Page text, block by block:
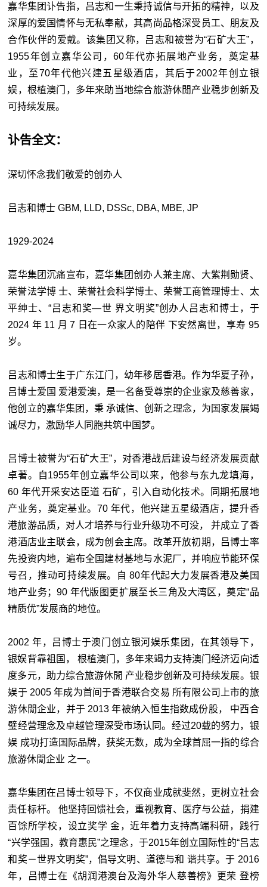
嘉华集团讣告指，吕志和一生秉持诚信与开拓的精神，以及
深厚的爱国情怀与无私奉献，其高尚品格深受员工、朋友及
合作伙伴的爱戴。该集团又称，吕志和被誉为“石矿大王”，
1955年创立嘉华公司，60年代亦拓展地产业务，奠定基
业，至70年代他兴建五星级酒店，其后于2002年创立银
娱，根植澳门，多年来助当地综合旅游休閒产业稳步创新及
可持续发展。
讣告全文：
深切怀念我们敬爱的创办人
吕志和博士 GBM, LLD, DSSc, DBA, MBE, JP
1929-2024
嘉华集团沉痛宣布，嘉华集团创办人兼主席、大紫荆勋贤、
荣誉法学博 士、荣誉社会科学博士、荣誉工商管理博士、太
平绅士、“吕志和奖—世 界文明奖”创办人吕志和博士，于
2024 年 11 月 7 日在一众家人的陪伴 下安然离世，享寿 95
岁。
吕志和博士生于广东江门，幼年移居香港。作为华夏子孙，
吕博士爱国 爱港爱澳，是一名备受尊崇的企业家及慈善家，
他创立的嘉华集团，秉 承诚信、创新之理念，为国家发展竭
诚尽力，激励华人同胞共筑中国梦。
吕博士被誉为“石矿大王”，对香港战后建设与经济发展贡献
卓著。自1955年创立嘉华公司以来，他参与东九龙填海，
60 年代开采安达臣道 石矿，引入自动化技术。同期拓展地
产业务，奠定基业。70 年代，他兴建五星级酒店，提升香
港旅游品质，对人才培养与行业升级功不可没， 并成立了香
港酒店业主联会，成为创会主席。改革开放初期，吕博士率
先投资内地，遍布全国建材基地与水泥厂，并响应节能环保
号召，推动可持续发展。自 80年代起大力发展香港及美国
地产业务；90 年代版图更扩展至长三角及大湾区，奠定“品
精质优”发展商的地位。
2002 年，吕博士于澳门创立银河娱乐集团，在其领导下，
银娱背靠祖国， 根植澳门，多年来竭力支持澳门经济迈向适
度多元，助力综合旅游休閒 产业稳步创新及可持续发展。银
娱于 2005 年成为首间于香港联合交易 所有限公司上市的旅
游休閒企业，并于 2013 年被纳入恒生指数成份股， 中西合
璧经营理念及卓越管理深受市场认同。经过20载的努力，银
娱 成功打造国际品牌，获奖无数，成为全球首屈一指的综合
旅游休閒企业 之一。
嘉华集团在吕博士领导下，不仅商业成就斐然，更树立社会
责任标杆。 他坚持回馈社会，重视教育、医疗与公益，捐建
百馀所学校，设立奖学 金，近年着力支持高端科研，践行
“兴学强国，教育惠民”之理念，于2015年创立国际性的“吕志
和奖－世界文明奖”，倡导文明、道德与和 谐共享。于 2016
年，吕博士在《胡润港澳台及海外华人慈善榜》更荣 登榜